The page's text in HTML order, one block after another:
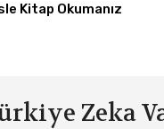
Kitap Okumanız
Zeka